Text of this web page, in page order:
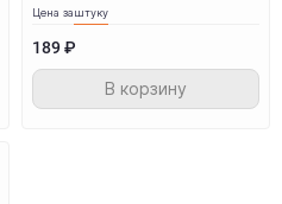
Цена заштуку
189 ₽
В корзину